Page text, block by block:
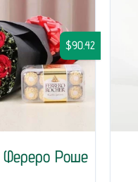
Фереро Роше
$90.42